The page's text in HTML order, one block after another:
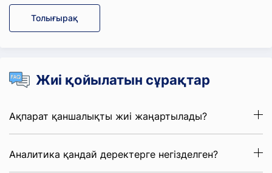
Толығырақ
Жиі қойылатын сұрақтар
Ақпарат қаншалықты жиі жаңартылады?
Аналитика қандай деректерге негізделген?